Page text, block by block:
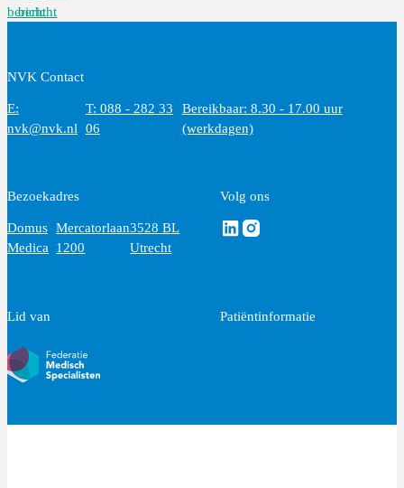
bericht
bericht
NVK Contact
E:
nvk@nvk.nl
T: 088 - 282 33
06
Bereikbaar: 8.30 - 17.00 uur
(werkdagen)
Bezoekadres
Domus
Medica
Mercatorlaan
1200
3528 BL
Utrecht
Volg ons
Volg ons via Linkedin
Volg ons via Instagram
Lid van Patiëntinformatie